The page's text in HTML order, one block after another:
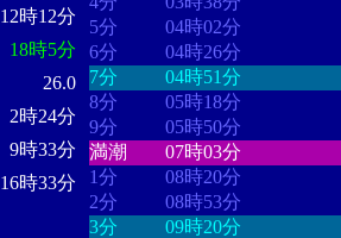
12時12分
18時5分
26.0
2時24分
9時33分
16時33分
5分
04時02分
6分
04時26分
7分
04時51分
8分
05時18分
9分
05時50分
満潮
07時03分
1分
08時20分
2分
08時53分
3分
09時20分